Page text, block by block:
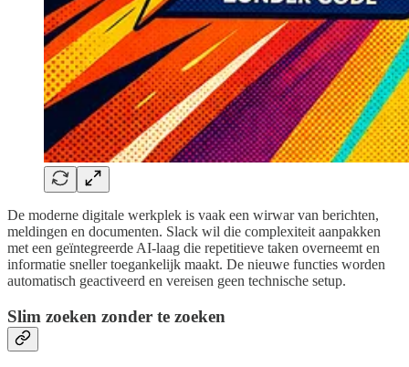
De moderne digitale werkplek is vaak een wirwar van berichten,
meldingen en documenten. Slack wil die complexiteit aanpakken
met een geïntegreerde AI-laag die repetitieve taken overneemt en
informatie sneller toegankelijk maakt. De nieuwe functies worden
automatisch geactiveerd en vereisen geen technische setup.
Slim zoeken zonder te zoeken